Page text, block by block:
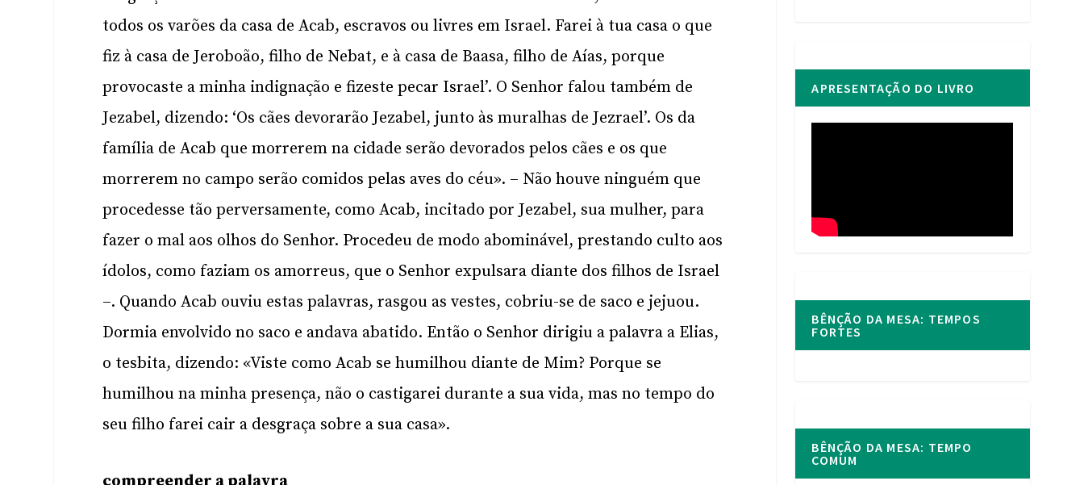
todos os varões da casa de Acab, escravos ou livres em Israel. Farei à tua casa o que
fiz à casa de Jeroboão, filho de Nebat, e à casa de Baasa, filho de Aías, porque
provocaste a minha indignação e fizeste pecar Israel’. O Senhor falou também de
Jezabel, dizendo: ‘Os cães devorarão Jezabel, junto às muralhas de Jezrael’. Os da
família de Acab que morrerem na cidade serão devorados pelos cães e os que
morrerem no campo serão comidos pelas aves do céu». – Não houve ninguém que
procedesse tão perversamente, como Acab, incitado por Jezabel, sua mulher, para
fazer o mal aos olhos do Senhor. Procedeu de modo abominável, prestando culto aos
ídolos, como faziam os amorreus, que o Senhor expulsara diante dos filhos de Israel
–. Quando Acab ouviu estas palavras, rasgou as vestes, cobriu-se de saco e jejuou.
Dormia envolvido no saco e andava abatido. Então o Senhor dirigiu a palavra a Elias,
o tesbita, dizendo: «Viste como Acab se humilhou diante de Mim? Porque se
humilhou na minha presença, não o castigarei durante a sua vida, mas no tempo do
seu filho farei cair a desgraça sobre a sua casa».
APRESENTAÇÃO DO LIVRO
BÊNÇÃO DA MESA: TEMPOS
FORTES
BÊNÇÃO DA MESA: TEMPO
COMUM